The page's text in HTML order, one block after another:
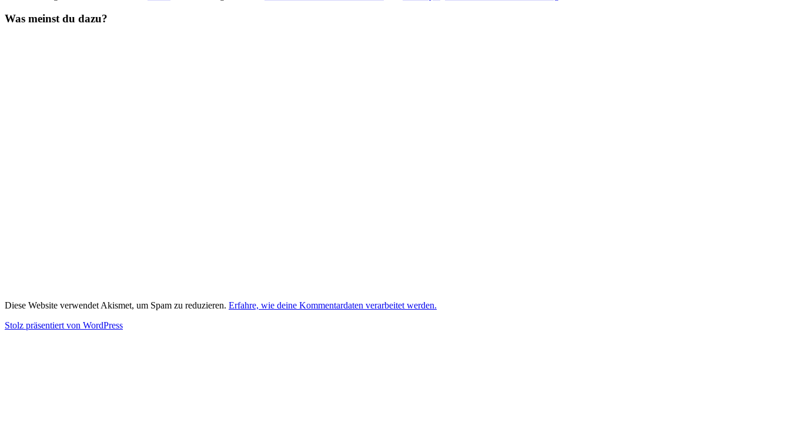
Was meinst du dazu?
Diese Website verwendet Akismet, um Spam zu reduzieren. Erfahre, wie deine Kommentardaten verarbeitet werden.
Stolz präsentiert von WordPress